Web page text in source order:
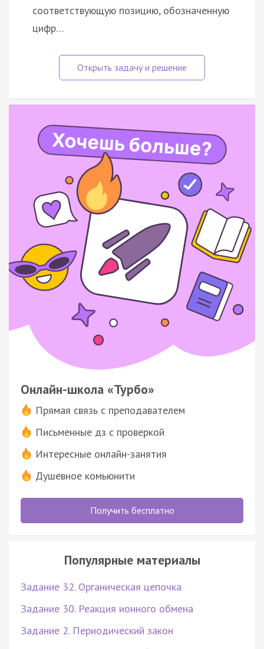
соответствующую позицию, обозначенную
цифр…
Онлайн-школа «Турбо»
Прямая связь с преподавателем
Письменные дз с проверкой
Интересные онлайн-занятия
Душевное комьюнити
Получить бесплатно
Популярные материалы
Задание 32. Органическая цепочка
Задание 30. Реакция ионного обмена
Задание 2. Периодический закон